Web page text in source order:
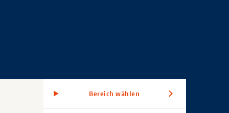
Bereich wählen